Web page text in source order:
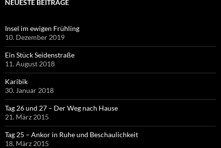
NEUESTE BEITRÄGE
Insel im ewigen Frühling
10. Dezember 2019
Ein Stück Seidenstraße
11. August 2018
Karibik
30. Januar 2018
Tag 26 und 27 – Der Weg nach Hause
21. März 2015
Tag 25 – Ankor in Ruhe und Beschaulichkeit
18. März 2015